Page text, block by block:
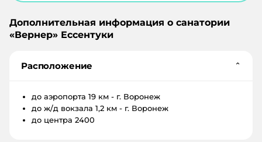
Дополнительная информация о санатории
«Вернер» Ессентуки
Расположение ⌄
до аэропорта 19 км - г. Воронеж
до ж/д вокзала 1,2 км - г. Воронеж
до центра 2400